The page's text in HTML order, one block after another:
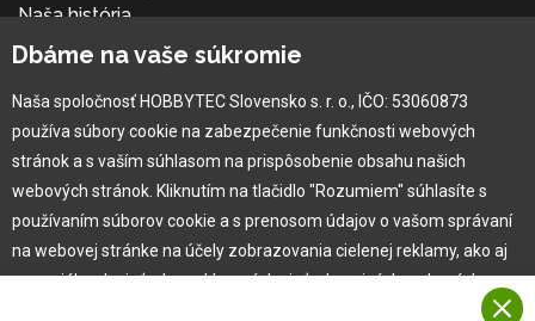
Naša história
Kariéra
Pre zákazníka
Garancia najlepšej ceny
Užívateľský manuál
Obchodné podmienky
Zákazník & partner
Dbáme na vaše súkromie
Naša spoločnosť HOBBYTEC Slovensko s. r. o., IČO: 53060873
používa súbory cookie na zabezpečenie funkčnosti webových
stránok a s vaším súhlasom na prispôsobenie obsahu našich
webových stránok. Kliknutím na tlačidlo "Rozumiem" súhlasíte s
používaním súborov cookie a s prenosom údajov o vašom správaní
na webovej stránke na účely zobrazovania cielenej reklamy, ako aj
na sociálnych sieťach a reklamných sieťach na iných webových